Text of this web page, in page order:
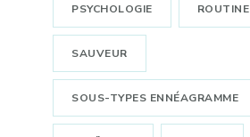
PSYCHOLOGIE ROUTINE
SAUVEUR
SOUS-TYPES ENNÉAGRAMME